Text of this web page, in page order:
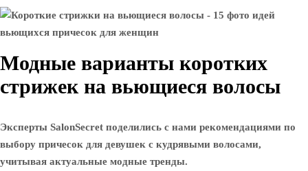
Модные варианты коротких
стрижек на вьющиеся волосы
Эксперты SalonSecret поделились с нами рекомендациями по
выбору причесок для девушек с кудрявыми волосами,
учитывая актуальные модные тренды.